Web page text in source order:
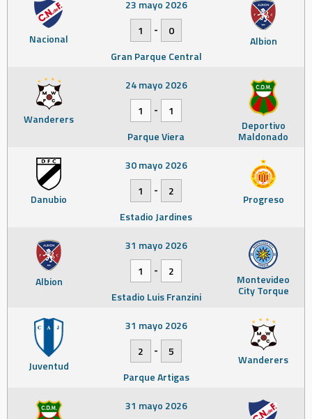
Nacional Albion
23 mayo 2026
1
-
0
Gran Parque Central
Wanderers Deportivo
Maldonado
24 mayo 2026
1
-
1
Parque Viera
Danubio Progreso
30 mayo 2026
1
-
2
Estadio Jardines
Albion Montevideo
City Torque
31 mayo 2026
1
-
2
Estadio Luis Franzini
Juventud Wanderers
31 mayo 2026
2
-
5
Parque Artigas
31 mayo 2026